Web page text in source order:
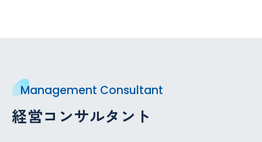
Management Consultant
経営コンサルタント